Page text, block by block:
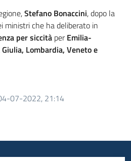
Stefano Bonaccini, dopo la
ministri che ha deliberato in
per siccità perEmilia-
Lombardia, Veneto e
07-2022, 21:14